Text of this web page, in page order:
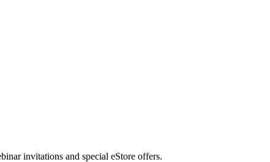
invitations and special eStore offers.